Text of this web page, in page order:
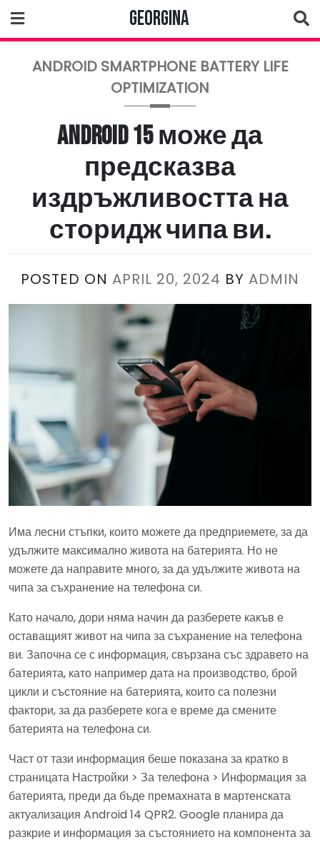
to
content
Georgina
ANDROID SMARTPHONE BATTERY LIFE
OPTIMIZATION
Android 15 може да
предсказва
издръжливостта на
сторидж чипа ви.
POSTED ON APRIL 20, 2024 BY ADMIN
Има лесни стъпки, които можете да предприемете, за да
удължите максимално живота на батерията. Но не
можете да направите много, за да удължите живота на
чипа за съхранение на телефона си.
Като начало, дори няма начин да разберете какъв е
оставащият живот на чипа за съхранение на телефона
ви. Започна се с информация, свързана със здравето на
батерията, като например дата на производство, брой
цикли и състояние на батерията, които са полезни
фактори, за да разберете кога е време да смените
батерията на телефона си.
Част от тази информация беше показана за кратко в
страницата Настройки > За телефона > Информация за
батерията, преди да бъде премахната в мартенската
актуализация Android 14 QPR2. Google планира да
разкрие и информация за състоянието на компонента за